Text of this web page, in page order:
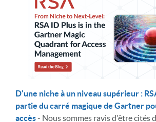
D'une niche à un niveau supérieur :
partie du carré magique de Gartner
accès- Nous sommes ravis d'être cités